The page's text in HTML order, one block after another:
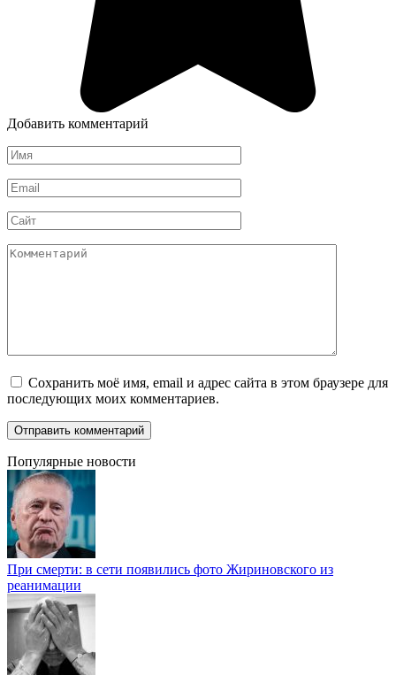
Добавить комментарий
Имя
*
Email
*
Сайт
Комментарий
Сохранить моё имя, email и адрес сайта в этом браузере для
последующих моих комментариев.
Популярные новости
При смерти: в сети появились фото Жириновского из
реанимации